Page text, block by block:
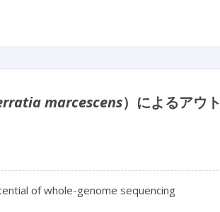
marcescens）によるアウ
of whole-genome sequencing